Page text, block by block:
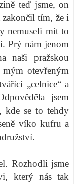
teď jsme, on
zakončil tím, že i
nemuseli mít to
Prý nám jenom
naši pražskou
otevřeným
„celnice“ a
jsem
kde se to tehdy
víko kufru a
Rozhodli jsme
který nás tak